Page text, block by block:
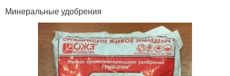
Минеральные удобрения